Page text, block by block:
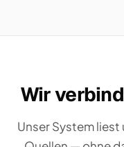
Wir
Unser System